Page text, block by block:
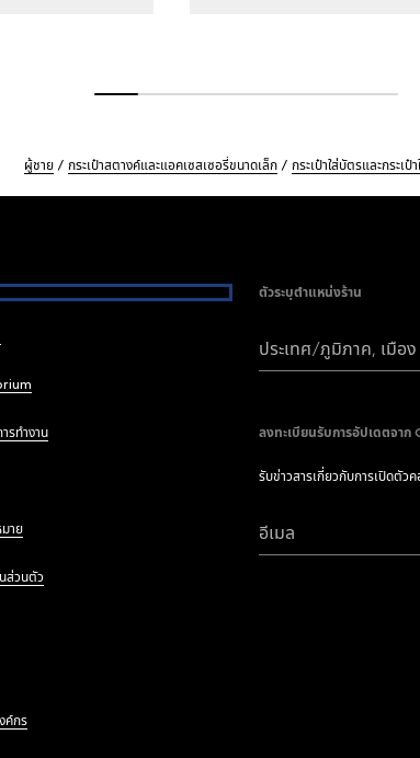
ผู้ชาย กระเป๋าสตางค์และแอคเซสเซอรี่ขนาดเล็ก กระเป๋าใส่บัตรและกระเป๋
รทำงาน
าย
ส่วนตัว
ค์กร
ตัวระบุตำแหน่งร้าน
ประเทศ/ภูมิภาค, เมือง
ลงทะเบียนรับการอัปเดตจาก
รับข่าวสารเกี่ยวกับการเปิดตัว
อีเมล